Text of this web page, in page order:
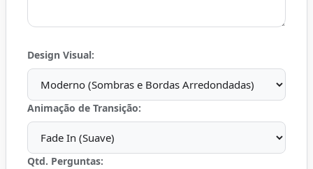
Design Visual:
Animação de Transição:
Qtd. Perguntas: